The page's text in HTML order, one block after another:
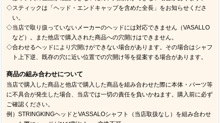
◇スティックは「ヘッド・エンドキャップを含めた全長」をお知らせくださ
い。
◇当店で取り扱っていないメーカーのヘッドには対応できません（VASALLO
など）。また他店で購入された商品への穴開けはできません。
◇合わせるヘッドにより穴開けができない場合があります。その場合はシャフ
ト上下逆、既存の穴に近い位置での穴開け等を提案する場合があります。
商品の組み合わせについて
当店で購入した商品と他店で購入した商品を組み合わせた際に本体・パーツ等
に不具合が発生した場合、当店では一切の責任を負いかねます。購入前に必ず
ご確認ください。
例）STRINGKINGヘッドとVASSALOシャフト（当店取扱なし）を組み合わせ